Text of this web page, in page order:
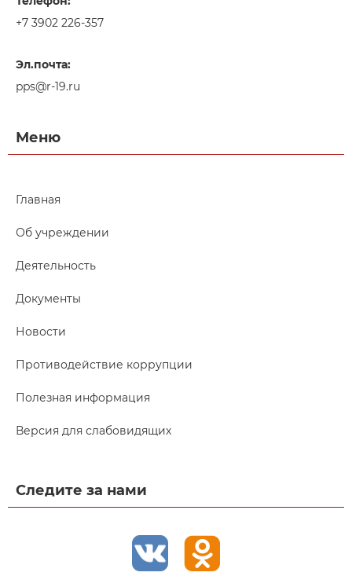
+7 3902 226-357
Эл.почта:
pps@r-19.ru
Меню
Главная
Об учреждении
Деятельность
Документы
Новости
Противодействие коррупции
Полезная информация
Версия для слабовидящих
Следите за нами